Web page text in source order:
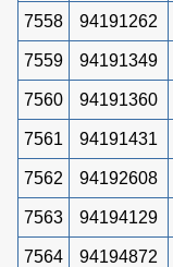
7558 94191262
7559 94191349
7560 94191360
7561 94191431
7562 94192608
7563 94194129
7564 94194872